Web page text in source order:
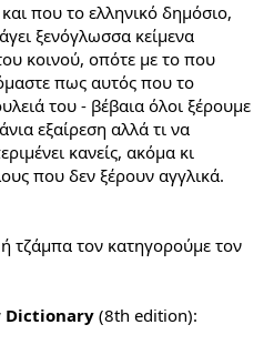
που το ελληνικό δημόσιο,
ξενόγλωσσα κείμενα
κοινού, οπότε με το που
πως αυτός που το
του - βέβαια όλοι ξέρουμε
εξαίρεση αλλά τι να
κανείς, ακόμα κι
που δεν ξέρουν αγγλικά.
τζάμπα τον κατηγορούμε τον
Dictionary (8th edition):